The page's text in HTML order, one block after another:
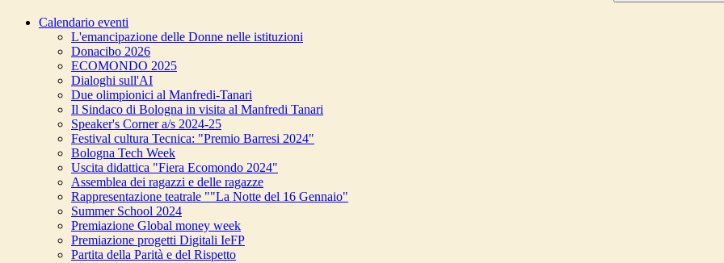
Calendario eventi
L'emancipazione delle Donne nelle istituzioni
Donacibo 2026
ECOMONDO 2025
Dialoghi sull'AI
Due olimpionici al Manfredi-Tanari
Il Sindaco di Bologna in visita al Manfredi Tanari
Speaker's Corner a/s 2024-25
Festival cultura Tecnica: "Premio Barresi 2024"
Bologna Tech Week
Uscita didattica "Fiera Ecomondo 2024"
Assemblea dei ragazzi e delle ragazze
Rappresentazione teatrale ""La Notte del 16 Gennaio"
Summer School 2024
Premiazione Global money week
Premiazione progetti Digitali IeFP
Partita della Parità e del Rispetto